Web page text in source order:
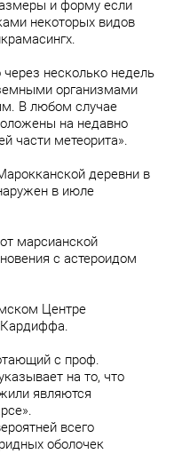
и форму если
некоторых видов
несколько недель
организмами
В любом случае
на недавно
части метеорита».
деревни в
в июле
марсианской
с астероидом
Центре
Кардиффа.
с проф.
на то, что
являются
всего
оболочек